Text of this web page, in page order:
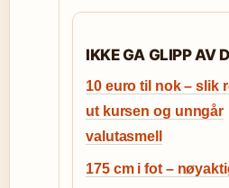
IKKE GA GLIPP AV
10 euro til nok – slik
ut kursen og unngår
valutasmell
175 cm i fot –